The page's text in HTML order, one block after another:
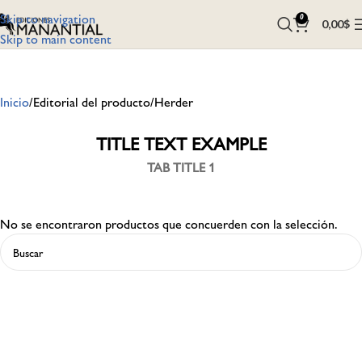
Skip to navigation
Skip to main content
0 0,00$
Inicio Editorial del producto Herder
TITLE TEXT EXAMPLE
TAB TITLE 1
No se encontraron productos que concuerden con la selección.